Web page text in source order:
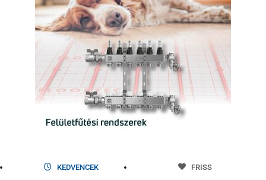
KEDVENCEK FRISS